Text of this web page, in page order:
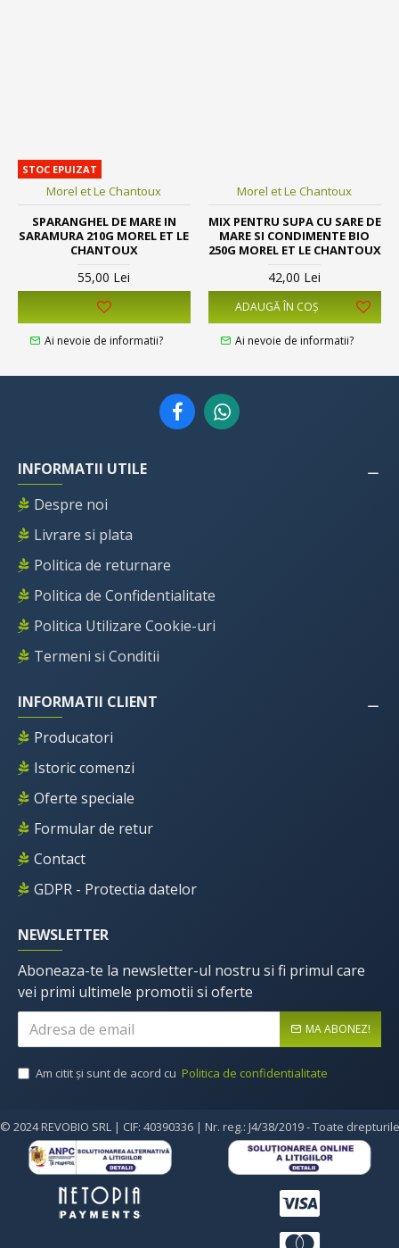
STOC EPUIZAT
Morel et Le Chantoux
SPARANGHEL DE MARE IN
SARAMURA 210G MOREL ET LE
CHANTOUX
55,00 Lei
Ai nevoie de informatii?
Morel et Le Chantoux
MIX PENTRU SUPA CU SARE DE
MARE SI CONDIMENTE BIO
250G MOREL ET LE CHANTOUX
42,00 Lei
ADAUGĂ ÎN COŞ
Ai nevoie de informatii?
INFORMATII UTILE
Despre noi
Livrare si plata
Politica de returnare
Politica de Confidentialitate
Politica Utilizare Cookie-uri
Termeni si Conditii
INFORMATII CLIENT
Producatori
Istoric comenzi
Oferte speciale
Formular de retur
Contact
GDPR - Protectia datelor
NEWSLETTER
Aboneaza-te la newsletter-ul nostru si fi primul care
vei primi ultimele promotii si oferte
MA ABONEZ!
Am citit şi sunt de acord cu Politica de confidentialitate
© 2024 REVOBIO SRL | CIF: 40390336 | Nr. reg.: J4/38/2019 - Toate